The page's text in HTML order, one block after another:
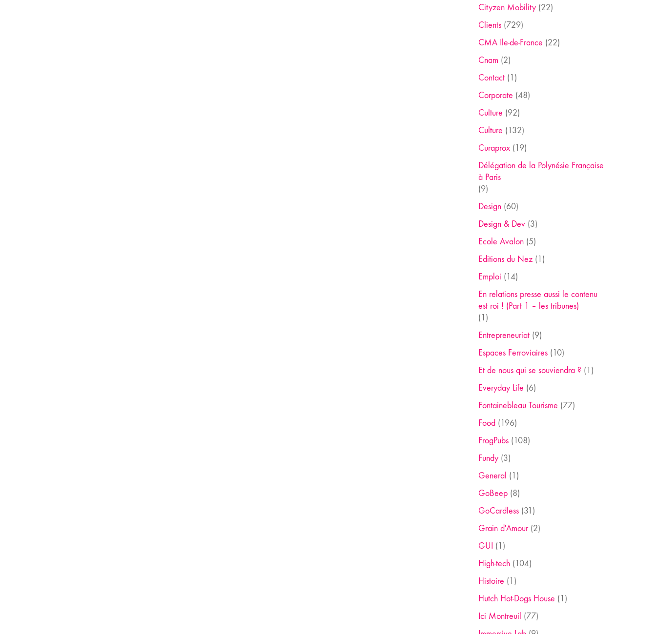
Cityzen Mobility(22)
Clients(729)
CMA Ile-de-France (22)
Cnam (2)
Contact(1)
Corporate (48)
Culture (92)
Culture (132)
Curaprox(19)
Délégation de la Polynésie Française
à Paris
(9)
Design(60)
Design & Dev(3)
Ecole Avalon(5)
Editions du Nez(1)
Emploi (14)
En relations presse aussi le contenu
est roi ! (Part 1 – les tribunes)
(1)
Entrepreneuriat(9)
Espaces Ferroviaires(10)
Et de nous qui se souviendra ? (1)
Everyday Life (6)
Fontainebleau Tourisme (77)
Food (196)
FrogPubs(108)
Fundy(3)
General (1)
GoBeep(8)
GoCardless(31)
Grain d'Amour(2)
GUI (1)
High-tech(104)
Histoire (1)
Hutch Hot-Dogs House (1)
Ici Montreuil (77)